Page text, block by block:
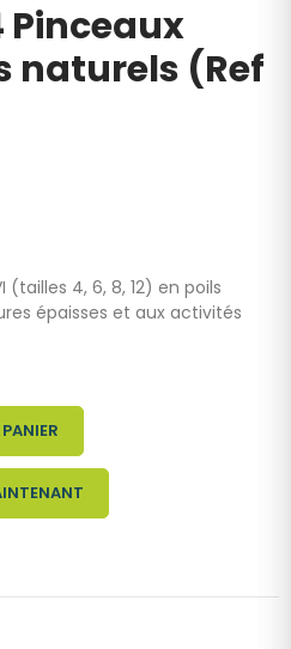
Pinceaux
naturels (Ref
4, 6, 8, 12) en poils
épaisses et aux activités